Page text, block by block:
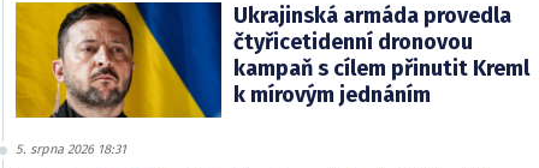
Ukrajinská armáda provedla
čtyřicetidenní dronovou
kampaň s cílem přinutit Kreml
k mírovým jednáním
5. srpna 2026 18:31